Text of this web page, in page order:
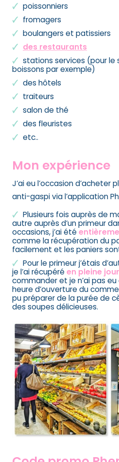
poissonniers
fromagers
boulangers et patissiers
des restaurants
stations services (pour le
boissons par exemple)
des hôtels
traiteurs
salon de thé
des fleuristes
etc..
Mon expérience
J’ai eu l’occasion d’acheter
anti-gaspi via l’application
Plusieurs fois auprès de
autre auprès d’un primeur
occasions, j’ai été
comme la récupération du
facilement et les paniers
Pour le primeur j’étais
je l’ai récupéréen pleine
commander et je n’ai pas
heure d’ouverture du
pu préparer de la purée de
des soupes délicieuses.